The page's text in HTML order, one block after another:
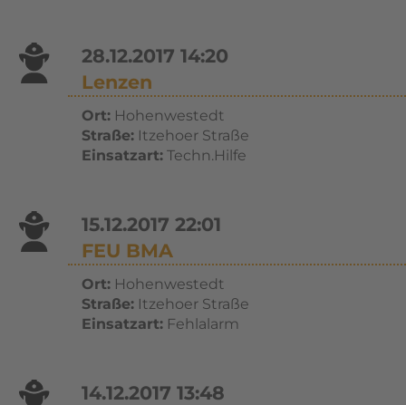
28.12.2017 14:20
Lenzen
Ort:Hohenwestedt
Straße:Itzehoer Straße
Einsatzart:Techn.Hilfe
15.12.2017 22:01
FEU BMA
Ort:Hohenwestedt
Straße:Itzehoer Straße
Einsatzart:Fehlalarm
14.12.2017 13:48